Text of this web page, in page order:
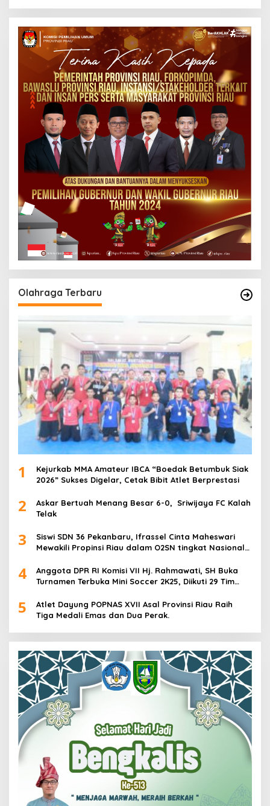
Olahraga Terbaru
1
Kejurkab MMA Amateur IBCA “Boedak Betumbuk Siak
2026” Sukses Digelar, Cetak Bibit Atlet Berprestasi
2
Askar Bertuah Menang Besar 6-0, Sriwijaya FC Kalah
Telak
3
Siswi SDN 36 Pekanbaru, Ifrassel Cinta Maheswari
Mewakili Propinsi Riau dalam O2SN tingkat Nasional
4
Anggota DPR RI Komisi VII Hj. Rahmawati, SH Buka
Turnamen Terbuka Mini Soccer 2K25, Diikuti 29 Tim
5
Atlet Dayung POPNAS XVII Asal Provinsi Riau Raih
Tiga Medali Emas dan Dua Perak.